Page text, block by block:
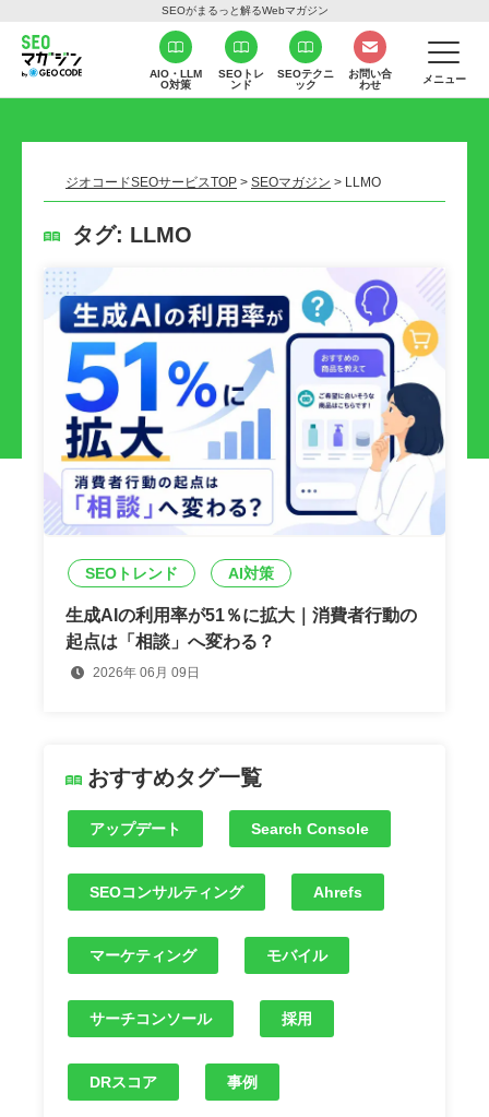
SEOがまるっと解るWebマガジン
AIO・LLM
O対策
SEOトレ
ンド
SEOテクニ
ック
お問い合
わせ
メニュー
ジオコードSEOサービスTOP > SEOマガジン > LLMO
タグ: LLMO
SEOトレンド AI対策
生成AIの利用率が51％に拡大｜消費者行動の
起点は「相談」へ変わる？
2026年 06月 09日
おすすめタグ一覧
アップデート Search Console
SEOコンサルティング Ahrefs
マーケティング モバイル
サーチコンソール 採用
DRスコア 事例